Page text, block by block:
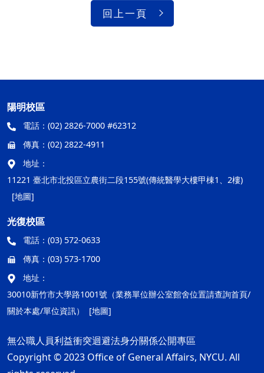
回上一頁
陽明校區
電話： (02) 2826-7000 #62312
傳真： (02) 2822-4911
地址：
11221 臺北市北投區立農街二段155號(傳統醫學大樓甲棟1、2樓)
[地圖]
光復校區
電話： (03) 572-0633
傳真： (03) 573-1700
地址：
30010新竹市大學路1001號（業務單位辦公室館舍位置請查詢首頁/
關於本處/單位資訊）
[地圖]
無公職人員利益衝突迴避法身分關係公開專區
Copyright © 2023 Office of General Affairs, NYCU. All